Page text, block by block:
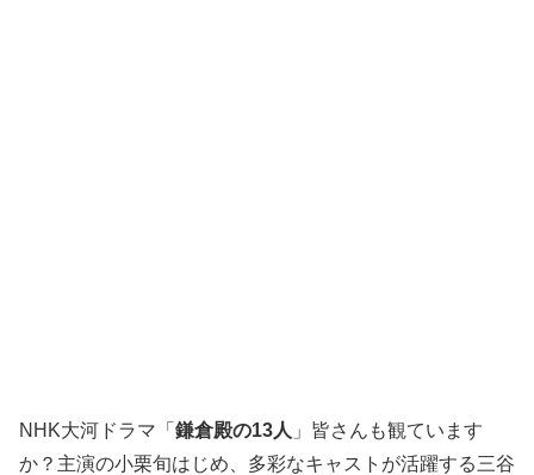
NHK大河ドラマ「 鎌倉殿の13人 」皆さんも観ています
か？主演の小栗旬はじめ、多彩なキャストが活躍する三谷